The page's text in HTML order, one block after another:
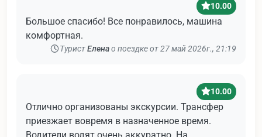
10.00
Большое спасибо! Все понравилось, машина
комфортная.
ТуристЕленао поездке от 27 май 2026г., 21:19
10.00
Отлично организованы экскурсии. Трансфер
приезжает вовремя в назначенное время.